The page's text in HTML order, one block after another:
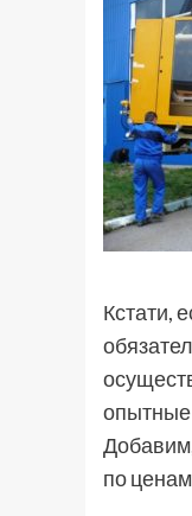
Кстати,
опытные
по